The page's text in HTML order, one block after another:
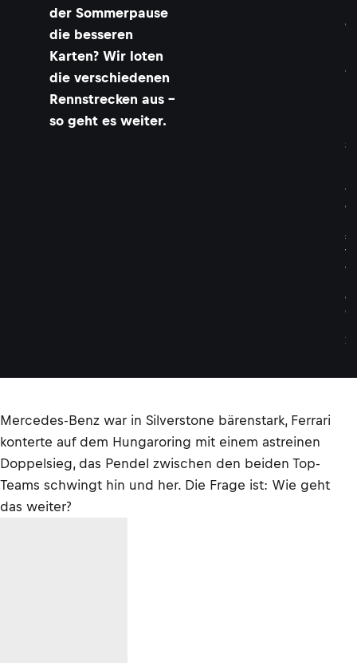
der Sommerpause
die besseren
Karten? Wir loten
die verschiedenen
Rennstrecken aus –
so geht es weiter.
e
a
S
v
e
s
t
o
e
©
T
Mercedes-Benz war in Silverstone bärenstark, Ferrari
konterte auf dem Hungaroring mit einem astreinen
Doppelsieg, das Pendel zwischen den beiden Top-
Teams schwingt hin und her. Die Frage ist: Wie geht
das weiter?